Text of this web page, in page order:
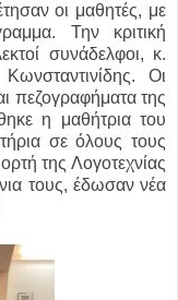
οι μαθητές, με
Την κριτική
συνάδελφοι, κ.
Οι
πεζογραφήματα της
η μαθήτρια του
σε όλους τους
της Λογοτεχνίας
τους, έδωσαν νέα